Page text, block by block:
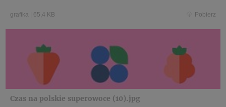
grafika | 65,4 KB Pobierz
Czas na polskie superowoce (10).jpg